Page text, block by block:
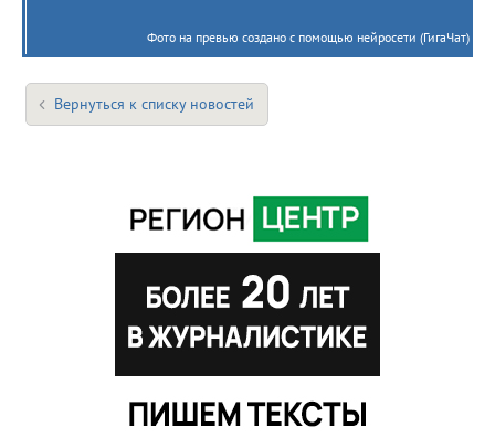
Фото на превью создано с помощью нейросети (ГигаЧат)
Вернуться к списку новостей